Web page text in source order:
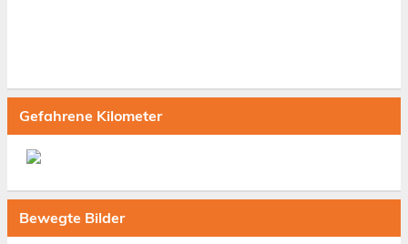
Gefahrene Kilometer
Bewegte Bilder